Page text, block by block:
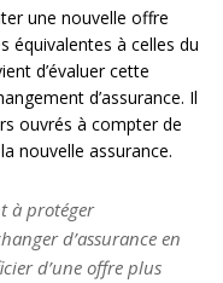
une nouvelle offre
équivalentes à celles du
d’évaluer cette
d’assurance. Il
ouvrés à compter de
nouvelle assurance.
à protéger
d’assurance en
d’une offre plus